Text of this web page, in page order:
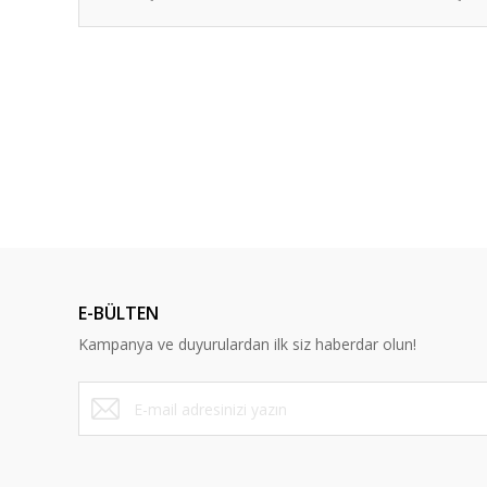
E-BÜLTEN
Kampanya ve duyurulardan ilk siz haberdar olun!